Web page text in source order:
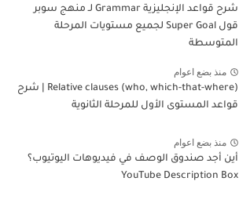
شرح قواعد الإنجليزية Grammar لـ منهج سوبر
قول Super Goal لجميع مستويات المرحلة
المتوسطة
منذ بضع اعوام
Relative clauses (who, which-that-where) | شرح
قواعد المستوى الأول للمرحلة الثانوية
منذ بضع اعوام
أين أجد صندوق الوصف في فيديوهات اليوتيوب؟
YouTube Description Box